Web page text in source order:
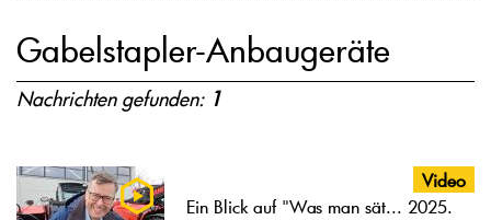
Gabelstapler-Anbaugeräte
Nachrichten gefunden: 1
Video
Ein Blick auf "Was man sät... 2025.